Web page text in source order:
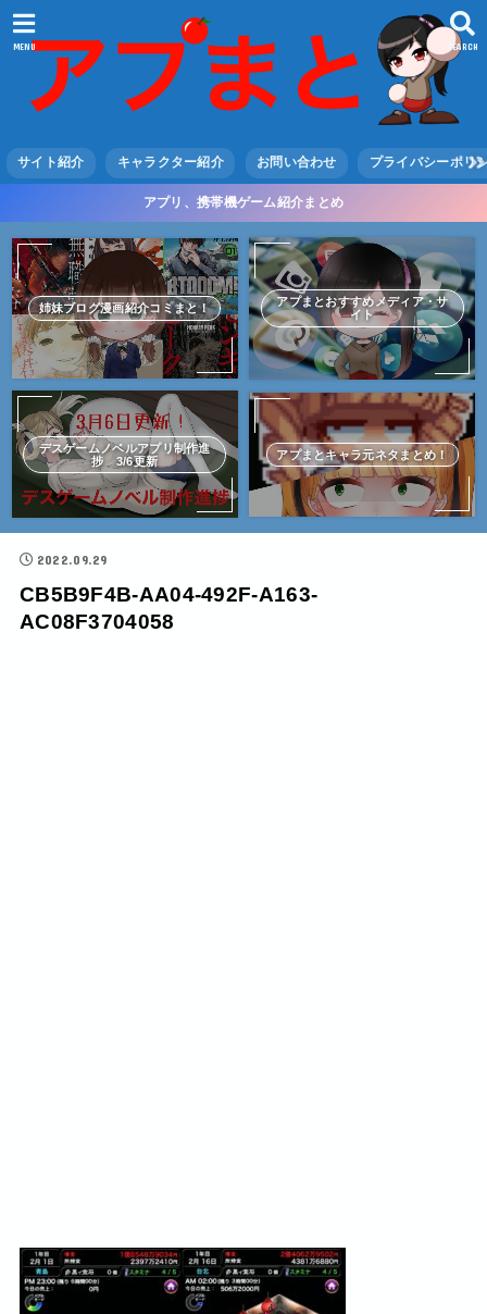
SEARCH
MENU
サイト紹介 キャラクター紹介 お問い合わせ プライバシーポリ
アプリ、携帯機ゲーム紹介まとめ
姉妹ブログ漫画紹介コミまと！
アプまとおすすめメディア・サ
イト
デスゲームノベルアプリ制作進
捗 3/6更新
アプまとキャラ元ネタまとめ！
2022.09.29
CB5B9F4B-AA04-492F-A163-
AC08F3704058